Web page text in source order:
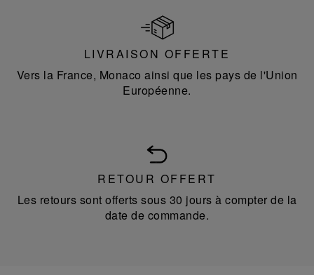
LIVRAISON OFFERTE
Vers la France, Monaco ainsi que les pays de l'Union
Européenne.
RETOUR OFFERT
Les retours sont offerts sous 30 jours à compter de la
date de commande.